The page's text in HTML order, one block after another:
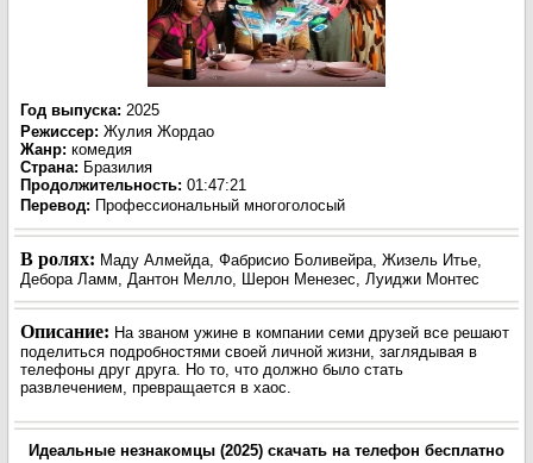
Год выпуска: 2025
Режиссер: Жулия Жордао
Жанр: комедия
Страна: Бразилия
Продолжительность: 01:47:21
Перевод: Профессиональный многоголосый
В ролях: Маду Алмейда, Фабрисио Боливейра, Жизель Итье,
Дебора Ламм, Дантон Мелло, Шерон Менезес, Луиджи Монтес
Описание: На званом ужине в компании семи друзей все решают
поделиться подробностями своей личной жизни, заглядывая в
телефоны друг друга. Но то, что должно было стать
развлечением, превращается в хаос.
Идеальные незнакомцы (2025) скачать на телефон бесплатно